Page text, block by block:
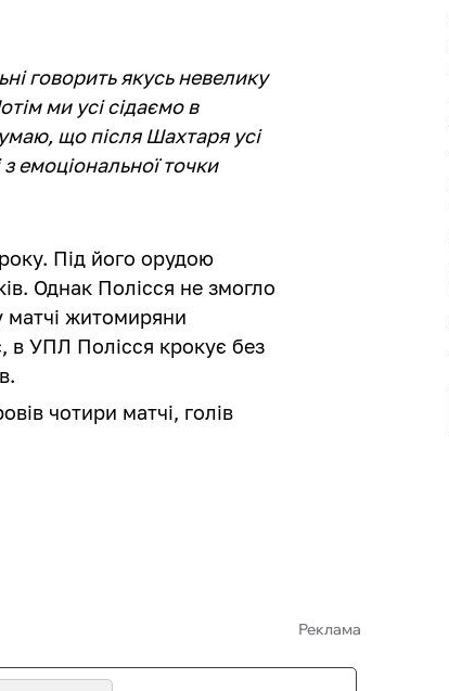
говорить якусь невелику
ми усі сідаємо в
що після Шахтаря усі
емоціональної точки
Під його орудою
Однак Полісся не змогло
матчі житомиряни
в УПЛ Полісся крокує без
чотири матчі, голів
Реклама